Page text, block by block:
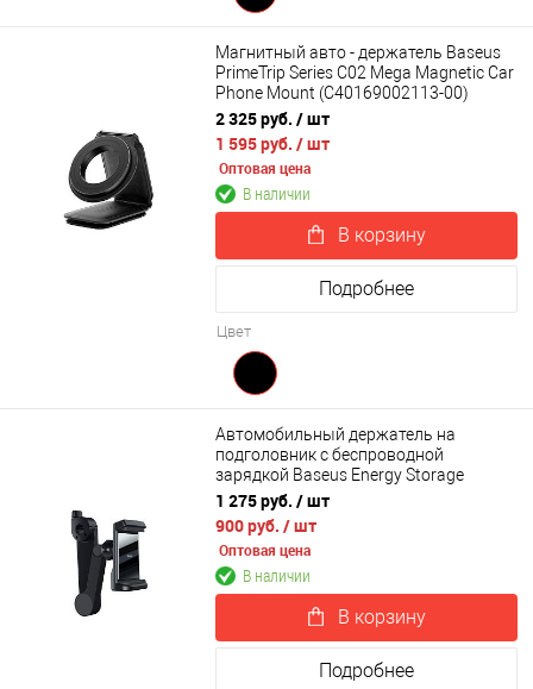
Магнитный авто - держатель Baseus
PrimeTrip Series C02 Mega Magnetic Car
Phone Mount (C40169002113-00)
2 325 руб. / шт
1 595 руб. / шт
Оптовая цена
В наличии
В корзину
Подробнее
Цвет
Автомобильный держатель на
подголовник с беспроводной
зарядкой Baseus Energy Storage
Backseat Holder Wireless Charger
(WXHZ-01)
1 275 руб. / шт
900 руб. / шт
Оптовая цена
В наличии
В корзину
Подробнее